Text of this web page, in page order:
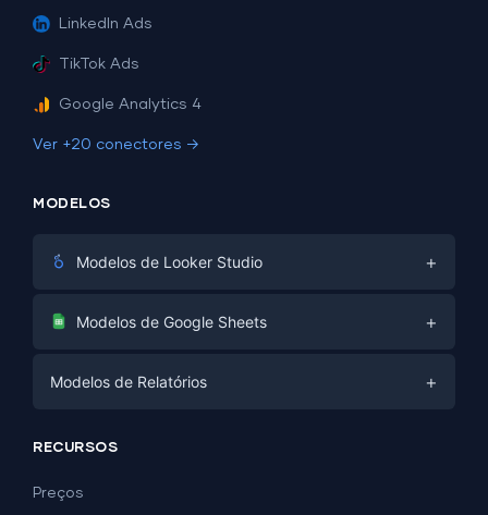
LinkedIn Ads
TikTok Ads
Google Analytics 4
Ver +20 conectores →
MODELOS
Modelos de Looker Studio +
Marketing Digital
PPC
SEO
Geração de Leads
Modelos de Google Sheets +
Mídias Sociais
Modelos de Relatórios +
Exemplos de Dashboard
RECURSOS
Preços